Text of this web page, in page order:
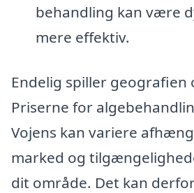
behandling kan være
mere effektiv.
Endelig spiller geografien
Priserne for
Vojens kan variere
marked og
dit område. Det kan